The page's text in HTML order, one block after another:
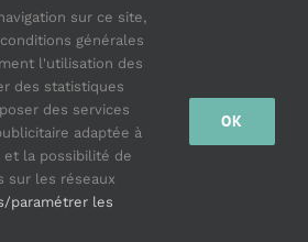
X LinkedInWhatsApp
Vk
-2026 |Politique de confidentialité
| Un site
sur ce site,
générales
l'utilisation des
des statistiques
des services
adaptée à
la possibilité de
sur les réseaux
paramétrer les
OK